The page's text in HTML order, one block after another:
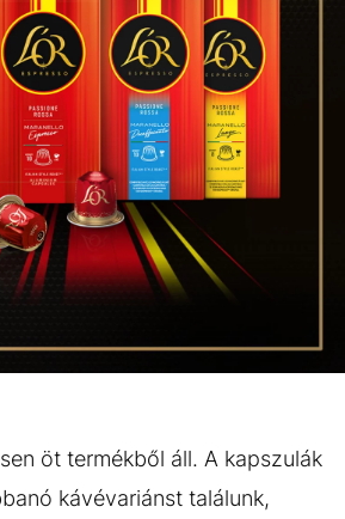
öt termékből áll. A kapszulák
kávévariánst találunk,